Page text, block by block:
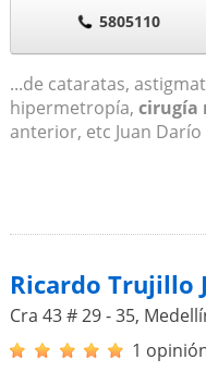
5805110
...de cataratas,
hipermetropía, cirugía
anterior, etc Juan Darío
Ricardo Trujillo
Cra 43 # 29 - 35,
1